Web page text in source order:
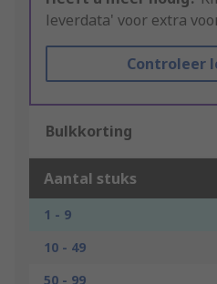
leverdata' voor extra
Controleer
Bulkkorting
Aantal stuks
1 - 9
10 - 49
50 - 99